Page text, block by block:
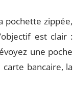
pochette zippée,
est clair :
une poche
bancaire, la